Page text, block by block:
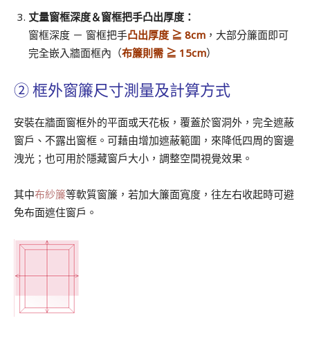
丈量窗框深度＆窗框把手凸出厚度：
窗框深度 － 窗框把手凸出厚度 ≧ 8cm ，大部分簾面即可
完全嵌入牆面框內（布簾則需 ≧ 15cm）
② 框外窗簾尺寸測量及計算方式
安裝在牆面窗框外的平面或天花板，覆蓋於窗洞外，完全遮蔽
窗戶、不露出窗框。可藉由增加遮蔽範圍，來降低四周的窗邊
洩光；也可用於隱藏窗戶大小，調整空間視覺效果。
其中布紗簾等軟質窗簾，若加大簾面寬度，往左右收起時可避
免布面遮住窗戶。